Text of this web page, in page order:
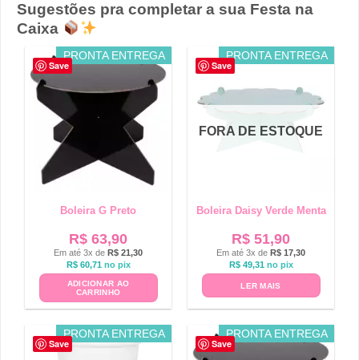
Sugestões pra completar a sua Festa na
Caixa
Save
PRONTA ENTREGA
Boleira G Preto
R$ 63,90
Em até 3x de R$ 21,30
R$60,71 no pix
ADICIONAR AO
CARRINHO
Save
PRONTA ENTREGA
FORA DE ESTOQUE
Boleira Daisy Verde Menta
R$ 51,90
Em até 3x de R$ 17,30
R$49,31 no pix
LER MAIS
Save
PRONTA ENTREGA
Save
PRONTA ENTREGA